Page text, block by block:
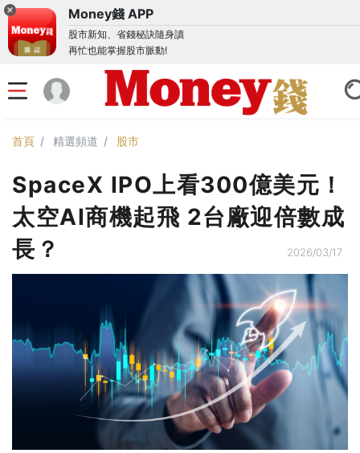
Money錢 APP
股市新知、省錢秘訣隨身讀
再忙也能掌握股市脈動!
首頁 精選頻道 股市
SpaceX IPO上看300億美元！
太空AI商機起飛 2台廠迎倍數成
長？
2026/03/17